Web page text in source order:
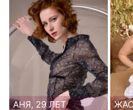
АНЯ, 29 ЛЕТ